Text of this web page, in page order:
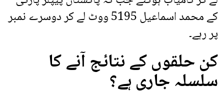
کے محمد اسماعیل 5195 ووٹ لے کر دوسرے نمبر
پر رہے۔
کن حلقوں کے نتائج آنے کا
سلسلہ جاری ہے؟